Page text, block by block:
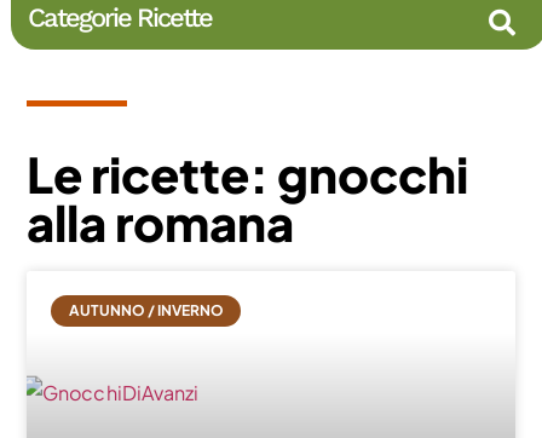
Categorie Ricette
Le ricette: gnocchi
alla romana
AUTUNNO / INVERNO